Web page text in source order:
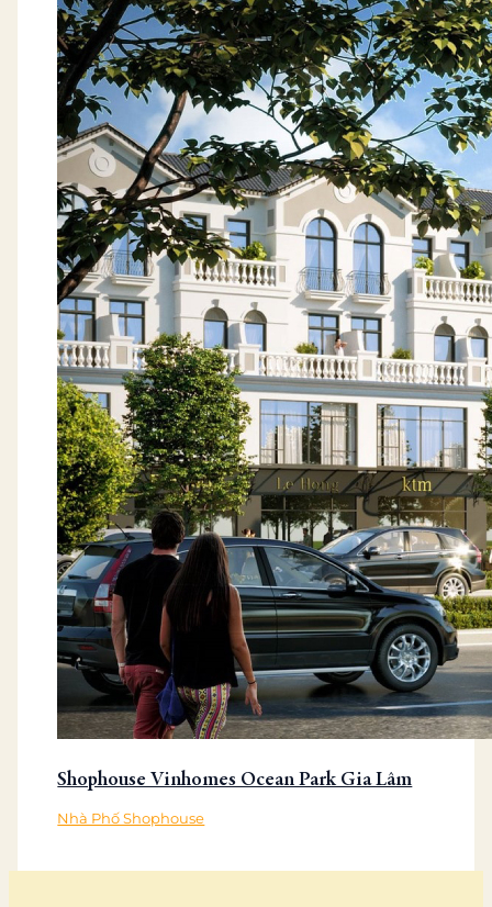
Shophouse Vinhomes Ocean Park Gia Lâm
Nhà Phố Shophouse